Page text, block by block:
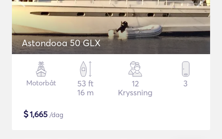
Astondooa 50 GLX
Motorbåt
53 ft
16 m
12
Kryssning
3
$1,665 /dag